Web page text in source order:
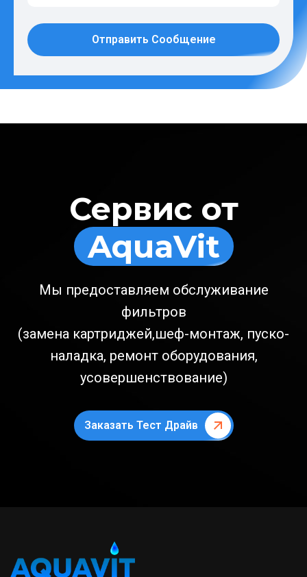
Отправить Сообщение
Сервис от
AquaVit
Мы предоставляем обслуживание
фильтров
(замена картриджей,шеф-монтаж, пуско-
наладка, ремонт оборудования,
усовершенствование)
Заказать Тест Драйв